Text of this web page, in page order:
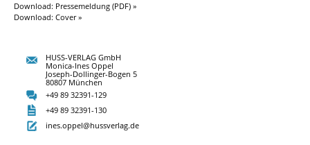
HUSS-VERLAG GmbH
Monica-Ines Oppel
Joseph-Dollinger-Bogen 5
80807 München
+49 89 32391-129
+49 89 32391-130
ines.oppel@hussverlag.de
Download: Pressemeldung (PDF) »
Download: Cover »